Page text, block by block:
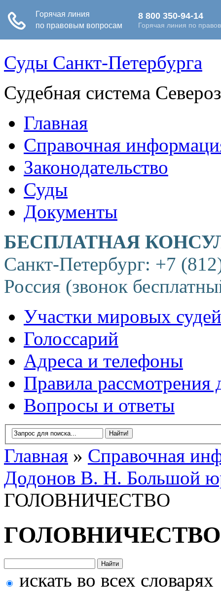
Суды Санкт-Петербурга
Судебная система
Главная
Справочная
Законодательство
Суды
Документы
БЕСПЛАТНАЯ
Санкт-Петербург: +7
Россия (звонок
Участки мировых судей
Голоссарий
Адреса и телефоны
Правила рассмотрения
Вопросы и ответы
Главная » Справочная
Додонов В. Н. Большой
ГОЛОВНИЧЕСТВО
ГОЛОВНИЧЕСТВО
искать во всех словарях